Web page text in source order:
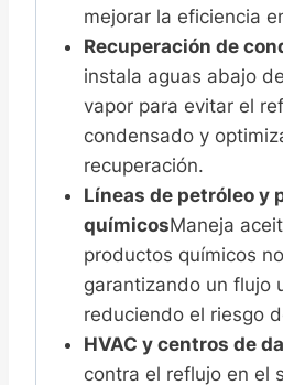
mejorar la eficiencia
Recuperación de
instala aguas abajo
vapor para evitar el
condensado y
recuperación.
Líneas de petróleo y
químicosManeja
productos químicos
garantizando un flujo
reduciendo el riesgo
HVAC y centros de
contra el reflujo en el